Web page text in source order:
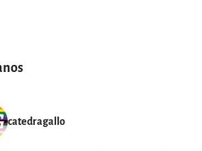
catedragallo